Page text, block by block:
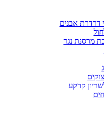
דרדרת אבנים
מרסנת נגר
קרקע